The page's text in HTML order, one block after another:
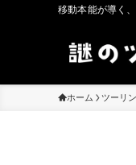
移動本能が導く
ホーム ツーリ